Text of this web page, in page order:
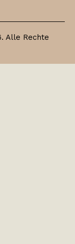
Alle Rechte